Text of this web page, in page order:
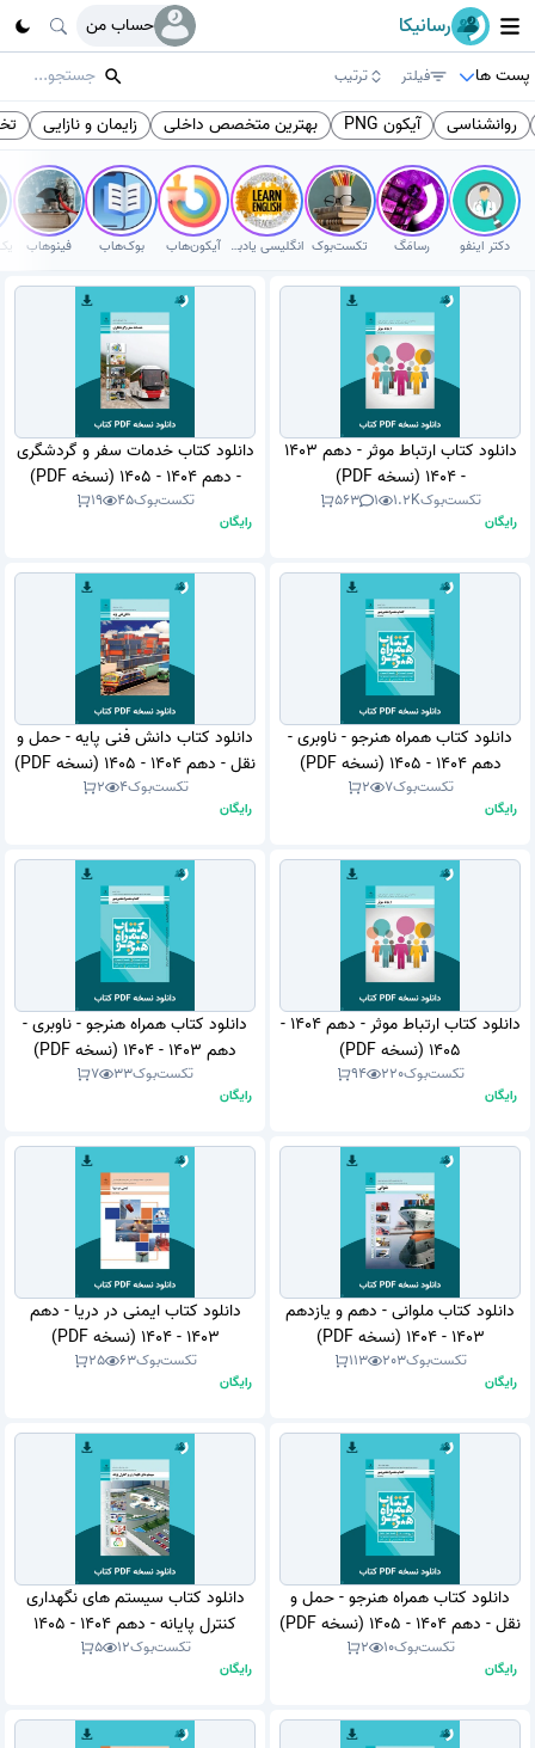
رسانیکا
حساب من
پست ها
فیلتر ترتیب
روانشناسی آیکون PNG بهترین متخصص داخلی زایمان و نازایی
دکتر اینفو رسامَگ تکست‌بوک انگلیسی یادبگیر آیکون‌هاب بوک‌هاب فینوهاب
دانلود کتاب ارتباط موثر - دهم 1403
- 1404 (نسخه PDF)
تکست‌بوک1.2K
1
563
رایگان
دانلود کتاب خدمات سفر و گردشگری
- دهم 1404 - 1405 (نسخه PDF)
تکست‌بوک45
19
رایگان
دانلود کتاب همراه هنرجو - ناوبری -
دهم 1404 - 1405 (نسخه PDF)
تکست‌بوک7
2
رایگان
دانلود کتاب دانش فنی پایه - حمل و
نقل - دهم 1404 - 1405 (نسخه PDF)
تکست‌بوک4
2
رایگان
دانلود کتاب ارتباط موثر - دهم 1404 -
1405 (نسخه PDF)
تکست‌بوک220
94
رایگان
دانلود کتاب همراه هنرجو - ناوبری -
دهم 1403 - 1404 (نسخه PDF)
تکست‌بوک33
7
رایگان
دانلود کتاب ملوانی - دهم و یازدهم
1403 - 1404 (نسخه PDF)
تکست‌بوک203
113
رایگان
دانلود کتاب ایمنی در دریا - دهم
1403 - 1404 (نسخه PDF)
تکست‌بوک63
25
رایگان
دانلود کتاب همراه هنرجو - حمل و
نقل - دهم 1404 - 1405 (نسخه PDF)
تکست‌بوک10
2
رایگان
دانلود کتاب سیستم های نگهداری
کنترل پایانه - دهم 1404 - 1405
(نسخه PDF)
تکست‌بوک12
5
رایگان